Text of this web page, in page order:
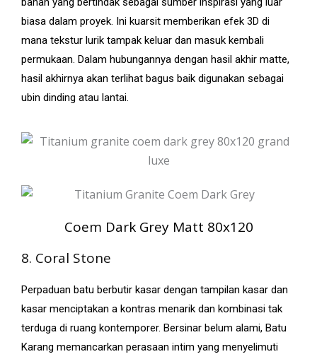
biasa dalam proyek. Ini kuarsit memberikan efek 3D di
mana tekstur lurik tampak keluar dan masuk kembali
permukaan. Dalam hubungannya dengan hasil akhir matte,
hasil akhirnya akan terlihat bagus baik digunakan sebagai
ubin dinding atau lantai.
Coem Dark Grey Matt 80x120
8. Coral Stone
Perpaduan batu berbutir kasar dengan tampilan kasar dan
kasar menciptakan a kontras menarik dan kombinasi tak
terduga di ruang kontemporer. Bersinar belum alami, Batu
Karang memancarkan perasaan intim yang menyelimuti